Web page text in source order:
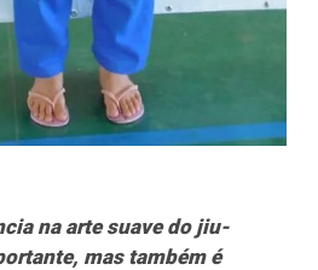
na arte suave do jiu-
mas também é